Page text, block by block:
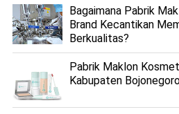
Bagaimana Pabrik
Brand Kecantikan
Berkualitas?
Pabrik Maklon
Kabupaten